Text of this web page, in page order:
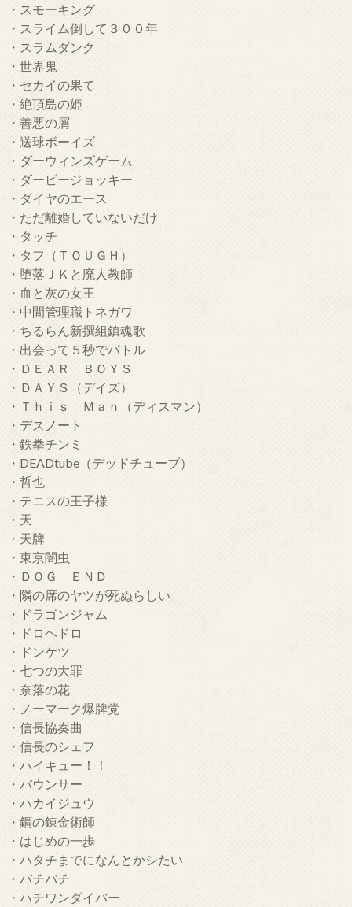
・スモーキング
・スライム倒して３００年
・スラムダンク
・世界鬼
・セカイの果て
・絶頂島の姫
・善悪の屑
・送球ボーイズ
・ダーウィンズゲーム
・ダービージョッキー
・ダイヤのエース
・ただ離婚していないだけ
・タッチ
・タフ（ＴＯＵＧＨ）
・堕落ＪＫと廃人教師
・血と灰の女王
・中間管理職トネガワ
・ちるらん新撰組鎮魂歌
・出会って５秒でバトル
・ＤＥＡＲ ＢＯＹＳ
・ＤＡＹＳ（デイズ）
・Ｔｈｉｓ Ｍａｎ（ディスマン）
・デスノート
・鉄拳チンミ
・DEADtube（デッドチューブ）
・哲也
・テニスの王子様
・天
・天牌
・東京闇虫
・ＤＯＧ ＥＮＤ
・隣の席のヤツが死ぬらしい
・ドラゴンジャム
・ドロヘドロ
・ドンケツ
・七つの大罪
・奈落の花
・ノーマーク爆牌党
・信長協奏曲
・信長のシェフ
・ハイキュー！！
・バウンサー
・ハカイジュウ
・鋼の錬金術師
・はじめの一歩
・ハタチまでになんとかシたい
・バチバチ
・ハチワンダイバー